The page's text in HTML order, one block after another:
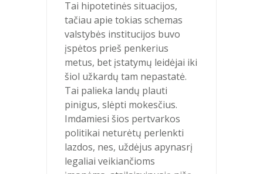
Tai hipotetinės situacijos,
tačiau apie tokias schemas
valstybės institucijos buvo
įspėtos prieš penkerius
metus, bet įstatymų leidėjai iki
šiol užkardų tam nepastatė.
Tai palieka landų plauti
pinigus, slėpti mokesčius.
Imdamiesi šios pertvarkos
politikai neturėtų perlenkti
lazdos, nes, uždėjus apynasrį
legaliai veikiančioms